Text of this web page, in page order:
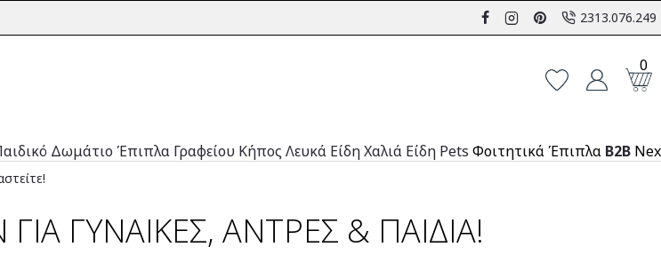
2313.076.249
0
Δωμάτιο Έπιπλα Γραφείου Κήπος Λευκά ΕίδηΧαλιά Είδη Pets Φοιτητικά Έπιπλα B2B
ΓΥΝΑΊΚΕΣ, ΆΝΤΡΕΣ & ΠΑΙΔΙΆ!